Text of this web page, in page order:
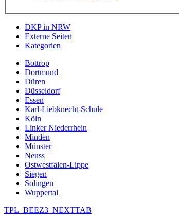
DKP in NRW
Externe Seiten
Kategorien
Bottrop
Dortmund
Düren
Düsseldorf
Essen
Karl-Liebknecht-Schule
Köln
Linker Niederrhein
Minden
Münster
Neuss
Ostwestfalen-Lippe
Siegen
Solingen
Wuppertal
TPL_BEEZ3_NEXTTAB